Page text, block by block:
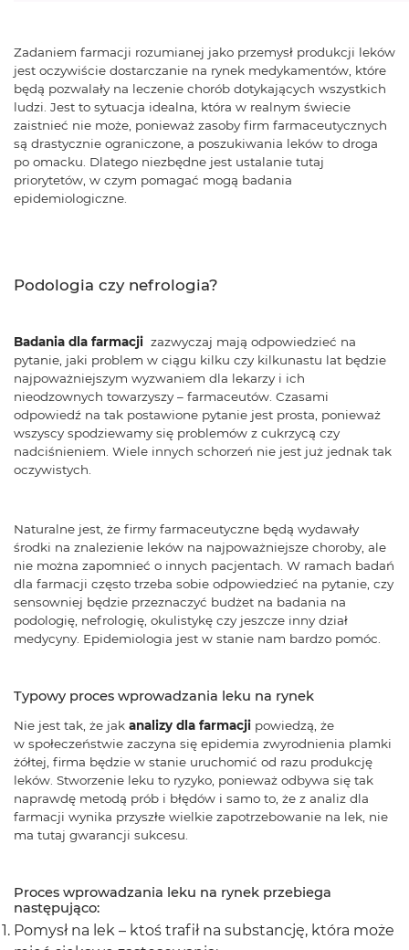
Zadaniem farmacji rozumianej jako przemysł produkcji leków
jest oczywiście dostarczanie na rynek medykamentów, które
będą pozwalały na leczenie chorób dotykających wszystkich
ludzi. Jest to sytuacja idealna, która w realnym świecie
zaistnieć nie może, ponieważ zasoby firm farmaceutycznych
są drastycznie ograniczone, a poszukiwania leków to droga
po omacku. Dlatego niezbędne jest ustalanie tutaj
priorytetów, w czym pomagać mogą badania
epidemiologiczne.
Podologia czy nefrologia?
Badania dla farmacji zazwyczaj mają odpowiedzieć na
pytanie, jaki problem w ciągu kilku czy kilkunastu lat będzie
najpoważniejszym wyzwaniem dla lekarzy i ich
nieodzownych towarzyszy – farmaceutów. Czasami
odpowiedź na tak postawione pytanie jest prosta, ponieważ
wszyscy spodziewamy się problemów z cukrzycą czy
nadciśnieniem. Wiele innych schorzeń nie jest już jednak tak
oczywistych.
Naturalne jest, że firmy farmaceutyczne będą wydawały
środki na znalezienie leków na najpoważniejsze choroby, ale
nie można zapomnieć o innych pacjentach. W ramach badań
dla farmacji często trzeba sobie odpowiedzieć na pytanie, czy
sensowniej będzie przeznaczyć budżet na badania na
podologię, nefrologię, okulistykę czy jeszcze inny dział
medycyny. Epidemiologia jest w stanie nam bardzo pomóc.
Typowy proces wprowadzania leku na rynek
Nie jest tak, że jak analizy dla farmacji powiedzą, że
w społeczeństwie zaczyna się epidemia zwyrodnienia plamki
żółtej, firma będzie w stanie uruchomić od razu produkcję
leków. Stworzenie leku to ryzyko, ponieważ odbywa się tak
naprawdę metodą prób i błędów i samo to, że z analiz dla
farmacji wynika przyszłe wielkie zapotrzebowanie na lek, nie
ma tutaj gwarancji sukcesu.
Proces wprowadzania leku na rynek przebiega
następująco:
Pomysł na lek – ktoś trafił na substancję, która może